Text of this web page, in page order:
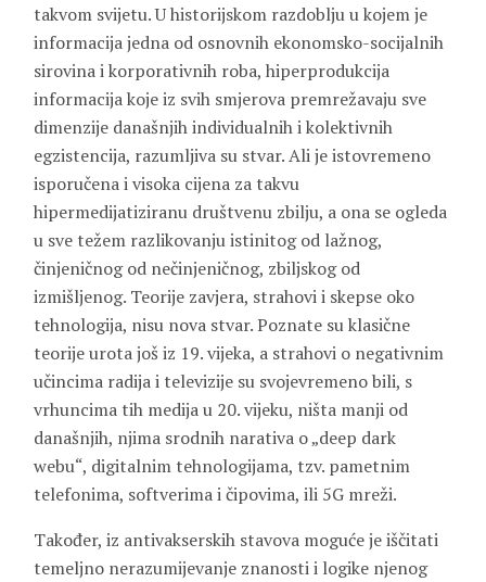
takvom svijetu. U historijskom razdoblju u kojem je
informacija jedna od osnovnih ekonomsko-socijalnih
sirovina i korporativnih roba, hiperprodukcija
informacija koje iz svih smjerova premrežavaju sve
dimenzije današnjih individualnih i kolektivnih
egzistencija, razumljiva su stvar. Ali je istovremeno
isporučena i visoka cijena za takvu
hipermedijatiziranu društvenu zbilju, a ona se ogleda
u sve težem razlikovanju istinitog od lažnog,
činjeničnog od nečinjeničnog, zbiljskog od
izmišljenog. Teorije zavjera, strahovi i skepse oko
tehnologija, nisu nova stvar. Poznate su klasične
teorije urota još iz 19. vijeka, a strahovi o negativnim
učincima radija i televizije su svojevremeno bili, s
vrhuncima tih medija u 20. vijeku, ništa manji od
današnjih, njima srodnih narativa o „deep dark
webu“, digitalnim tehnologijama, tzv. pametnim
telefonima, softverima i čipovima, ili 5G mreži.
Također, iz antivakserskih stavova moguće je iščitati
temeljno nerazumijevanje znanosti i logike njenog